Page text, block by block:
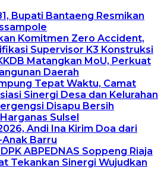
Bupati Bantaeng Resmikan
Komitmen Zero Accident,
Supervisor K3 Konstruksi
Matangkan MoU, Perkuat
Daerah
Tepat Waktu, Camat
Sinergi Desa dan Kelurahan
Disapu Bersih
Sulsel
Andi Ina Kirim Doa dari
Barru
ABPEDNAS Soppeng Riaja
Tekankan Sinergi Wujudkan